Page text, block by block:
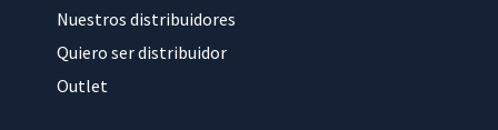
Nuestros distribuidores
Quiero ser distribuidor
Outlet